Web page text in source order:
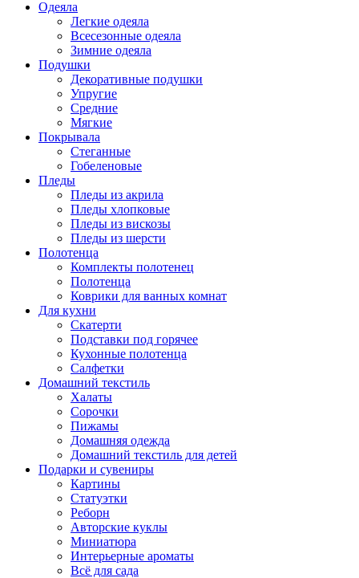
Одеяла
Легкие одеяла
Всесезонные одеяла
Зимние одеяла
Подушки
Декоративные подушки
Упругие
Средние
Мягкие
Покрывала
Стеганные
Гобеленовые
Пледы
Пледы из акрила
Пледы хлопковые
Пледы из вискозы
Пледы из шерсти
Полотенца
Комплекты полотенец
Полотенца
Коврики для ванных комнат
Для кухни
Скатерти
Подставки под горячее
Кухонные полотенца
Салфетки
Домашний текстиль
Халаты
Сорочки
Пижамы
Домашняя одежда
Домашний текстиль для детей
Подарки и сувениры
Картины
Статуэтки
Реборн
Авторские куклы
Миниатюра
Интерьерные ароматы
Всё для сада